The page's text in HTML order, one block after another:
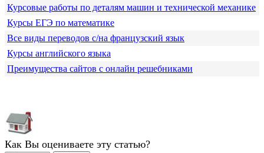
Курсовые работы по деталям машин и технической механике
Курсы ЕГЭ по математике
Все виды переводов с/на французский язык
Курсы английского языка
Преимущества сайтов с онлайн решебниками
Как Вы оцениваете эту статью?